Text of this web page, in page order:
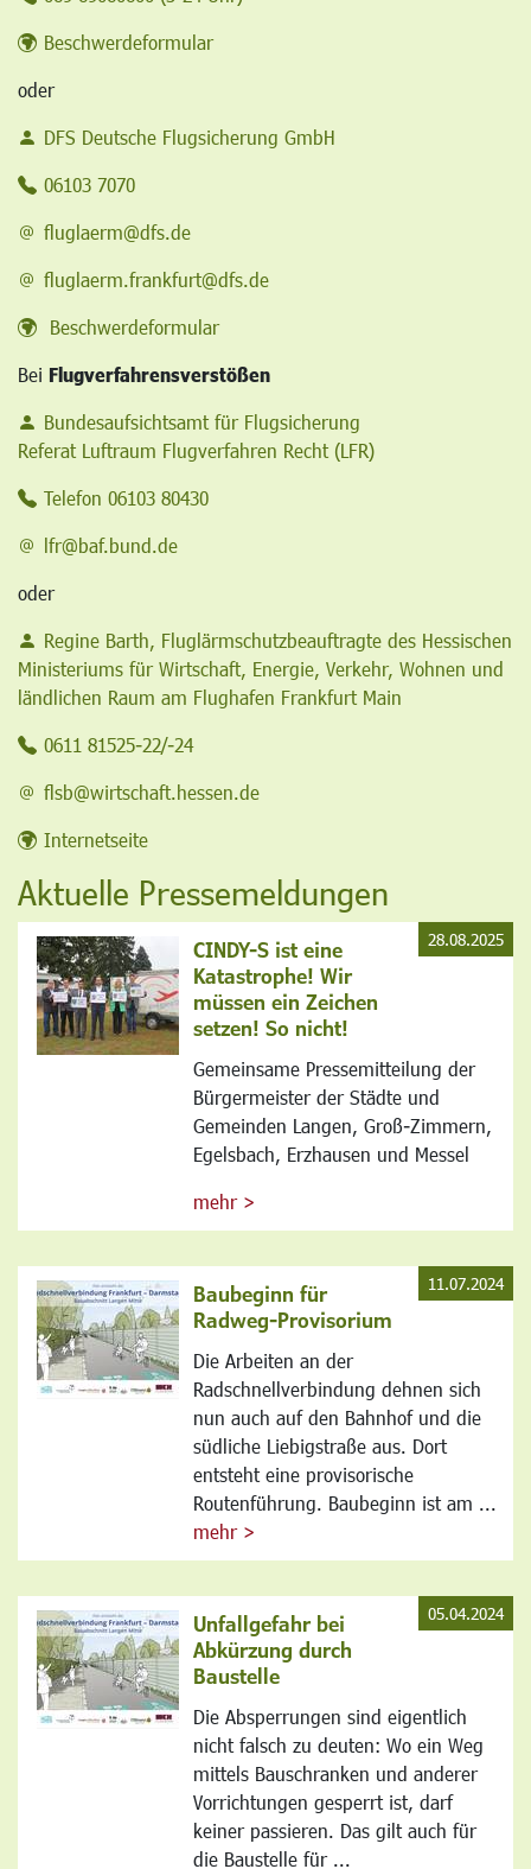
Beschwerdeformular
oder
DFS Deutsche Flugsicherung GmbH
06103 7070
fluglaerm@dfs.de
fluglaerm.frankfurt@dfs.de
Beschwerdeformular
Bei Flugverfahrensverstößen
Bundesaufsichtsamt für Flugsicherung
Referat Luftraum Flugverfahren Recht (LFR)
Telefon 06103 80430
lfr@baf.bund.de
oder
Regine Barth, Fluglärmschutzbeauftragte des Hessischen
Ministeriums für Wirtschaft, Energie, Verkehr, Wohnen und
ländlichen Raum am Flughafen Frankfurt Main
0611 81525-22/-24
flsb@wirtschaft.hessen.de
Internetseite
Aktuelle Pressemeldungen
CINDY-S ist eine
Katastrophe! Wir
müssen ein Zeichen
setzen! So nicht!
Gemeinsame Pressemitteilung der
Bürgermeister der Städte und
Gemeinden Langen, Groß-Zimmern,
Egelsbach, Erzhausen und Messel
mehr >
28.08.2025
Baubeginn für
Radweg-Provisorium
Die Arbeiten an der
Radschnellverbindung dehnen sich
nun auch auf den Bahnhof und die
südliche Liebigstraße aus. Dort
entsteht eine provisorische
Routenführung. Baubeginn ist am ...
mehr >
11.07.2024
Unfallgefahr bei
Abkürzung durch
Baustelle
Die Absperrungen sind eigentlich
nicht falsch zu deuten: Wo ein Weg
mittels Bauschranken und anderer
Vorrichtungen gesperrt ist, darf
keiner passieren. Das gilt auch für
die Baustelle für ...
05.04.2024